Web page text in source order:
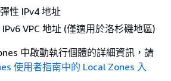
性 IPv4 地址
VPC 地址 (僅適用於洛杉磯地區)
中啟動執行個體的詳細資訊，請
使用者指南中的 Local Zones 入